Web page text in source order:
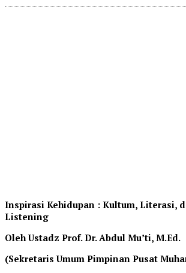
Inspirasi Kehidupan : Kultum, Literasi,
Listening
Oleh Ustadz Prof. Dr. Abdul Mu’ti, M.Ed.
(Sekretaris Umum Pimpinan Pusat